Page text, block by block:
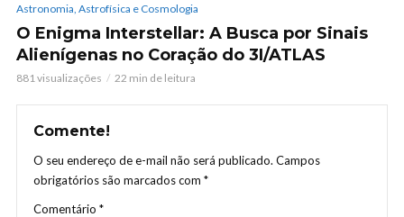
Astronomia, Astrofísica e Cosmologia
O Enigma Interstellar: A Busca por Sinais
Alienígenas no Coração do 3I/ATLAS
881 visualizações 22 min de leitura
Comente!
O seu endereço de e-mail não será publicado. Campos
obrigatórios são marcados com *
Comentário *